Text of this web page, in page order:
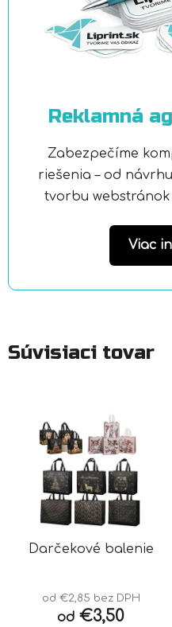
Reklamná
Zabezpečíme
riešenia – od
tvorbu webstránok
Viac
Súvisiaci tovar
Darčekové balenie
od €2,85 bez DPH
od €3,50